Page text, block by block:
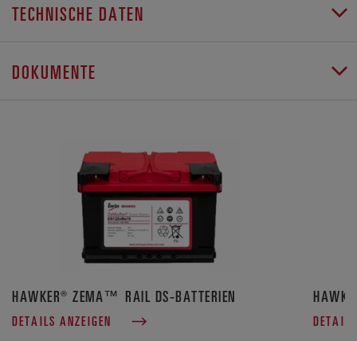
TECHNISCHE DATEN
DOKUMENTE
HAWKER® ZEMA™ RAIL DS-BATTERIEN
DETAILS ANZEIGEN